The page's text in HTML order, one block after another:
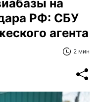
на
РФ: СБУ
агента
2 мин